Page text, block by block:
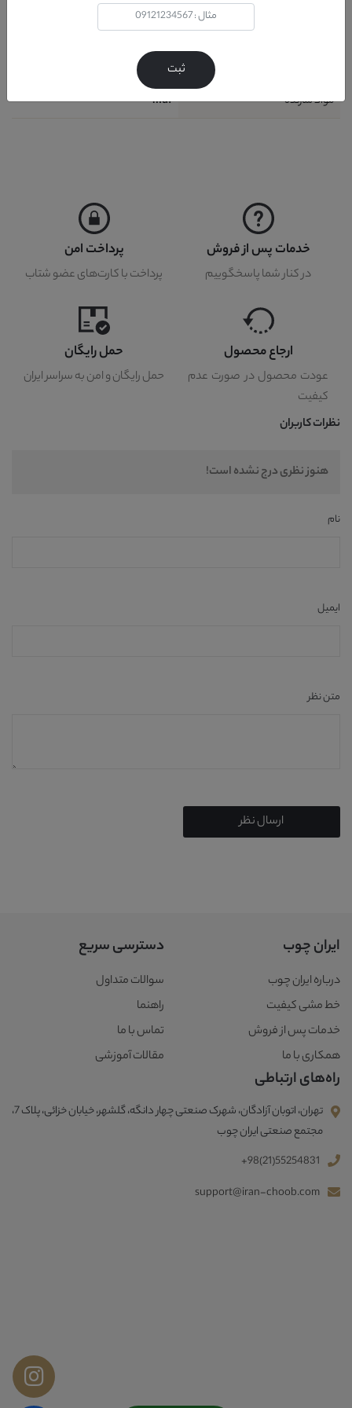
-
ایران
مواد سازنده
mdf
خدمات پس از فروش
در کنار شما پاسخگوییم
پرداخت امن
پرداخت با کارت‌های عضو شتاب
ارجاع محصول
عودت محصول در صورت عدم
کیفیت
حمل رایگان
حمل رایگان و امن به سراسر ایران
نظرات کاربران
هنوز نظری درج نشده است!
نام
ایمیل
متن نظر
ارسال نظر
ایران چوب
درباره ایران چوب
خط مشی کیفیت
خدمات پس از فروش
همکاری با ما
دسترسی سریع
سوالات متداول
راهنما
تماس با ما
مقالات آموزشی
راه‌های ارتباطی
تهران، اتوبان آزادگان، شهرک صنعتی چهار دانگه، گلشهر، خیابان خزائی، پلاک 7،
مجتمع صنعتی ایران چوب
+98(21)55254831
support@iran-choob.com
ثبت